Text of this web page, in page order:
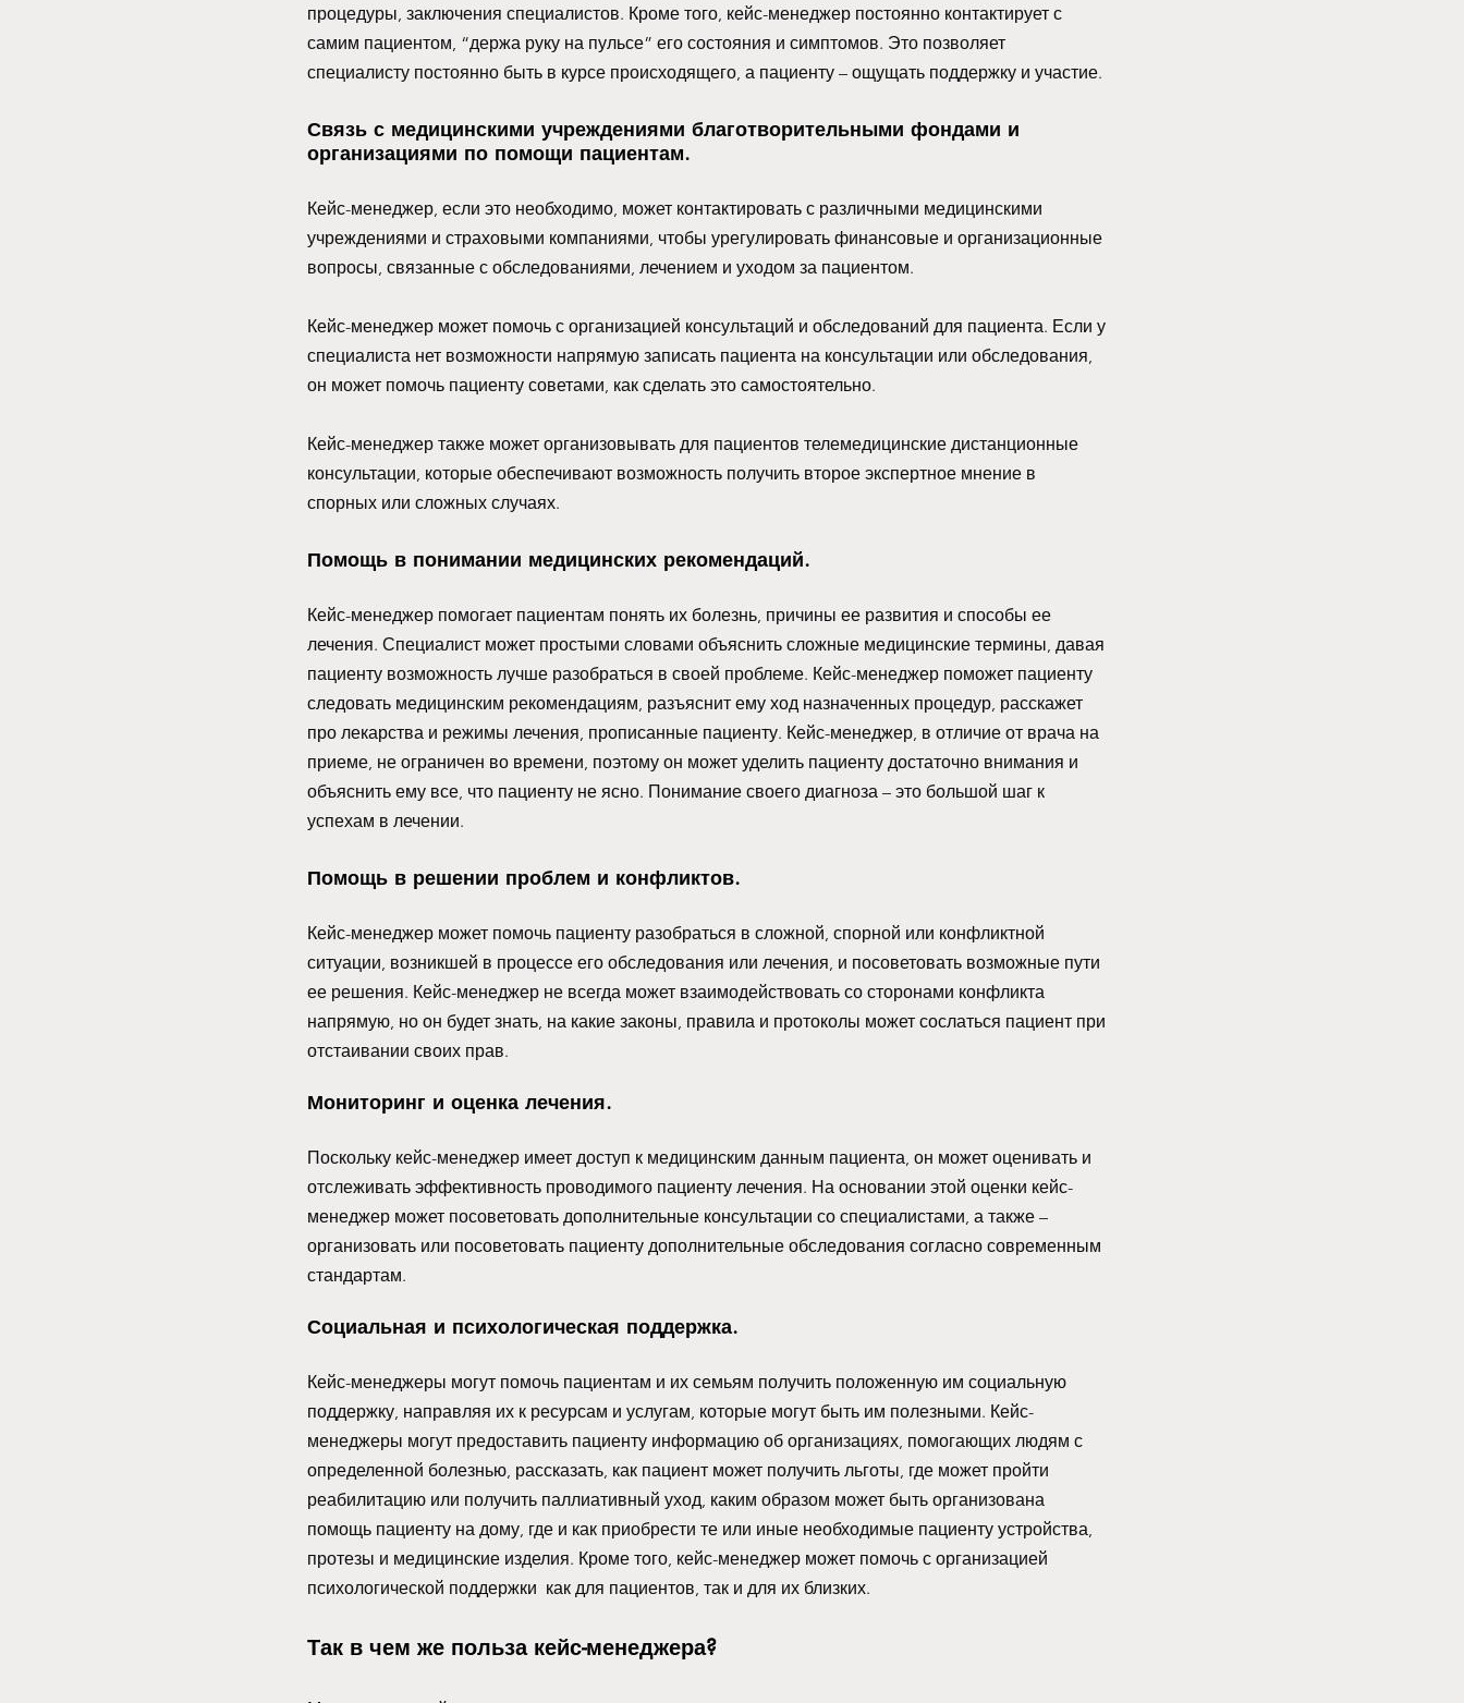
процедуры, заключения специалистов. Кроме того, кейс-менеджер постоянно контактирует с
самим пациентом, “держа руку на пульсе” его состояния и симптомов. Это позволяет
специалисту постоянно быть в курсе происходящего, а пациенту – ощущать поддержку и участие.
Связь с медицинскими учреждениями благотворительными фондами и
организациями по помощи пациентам.
Кейс-менеджер, если это необходимо, может контактировать с различными медицинскими
учреждениями и страховыми компаниями, чтобы урегулировать финансовые и организационные
вопросы, связанные с обследованиями, лечением и уходом за пациентом.
Кейс-менеджер может помочь с организацией консультаций и обследований для пациента. Если у
специалиста нет возможности напрямую записать пациента на консультации или обследования,
он может помочь пациенту советами, как сделать это самостоятельно.
Кейс-менеджер также может организовывать для пациентов телемедицинские дистанционные
консультации, которые обеспечивают возможность получить второе экспертное мнение в
спорных или сложных случаях.
Помощь в понимании медицинских рекомендаций.
Кейс-менеджер помогает пациентам понять их болезнь, причины ее развития и способы ее
лечения. Специалист может простыми словами объяснить сложные медицинские термины, давая
пациенту возможность лучше разобраться в своей проблеме. Кейс-менеджер поможет пациенту
следовать медицинским рекомендациям, разъяснит ему ход назначенных процедур, расскажет
про лекарства и режимы лечения, прописанные пациенту. Кейс-менеджер, в отличие от врача на
приеме, не ограничен во времени, поэтому он может уделить пациенту достаточно внимания и
объяснить ему все, что пациенту не ясно. Понимание своего диагноза – это большой шаг к
успехам в лечении.
Помощь в решении проблем и конфликтов.
Кейс-менеджер может помочь пациенту разобраться в сложной, спорной или конфликтной
ситуации, возникшей в процессе его обследования или лечения, и посоветовать возможные пути
ее решения. Кейс-менеджер не всегда может взаимодействовать со сторонами конфликта
напрямую, но он будет знать, на какие законы, правила и протоколы может сослаться пациент при
отстаивании своих прав.
Мониторинг и оценка лечения.
Поскольку кейс-менеджер имеет доступ к медицинским данным пациента, он может оценивать и
отслеживать эффективность проводимого пациенту лечения. На основании этой оценки кейс-
менеджер может посоветовать дополнительные консультации со специалистами, а также –
организовать или посоветовать пациенту дополнительные обследования согласно современным
стандартам.
Социальная и психологическая поддержка.
Кейс-менеджеры могут помочь пациентам и их семьям получить положенную им социальную
поддержку, направляя их к ресурсам и услугам, которые могут быть им полезными. Кейс-
менеджеры могут предоставить пациенту информацию об организациях, помогающих людям с
определенной болезнью, рассказать, как пациент может получить льготы, где может пройти
реабилитацию или получить паллиативный уход, каким образом может быть организована
помощь пациенту на дому, где и как приобрести те или иные необходимые пациенту устройства,
протезы и медицинские изделия. Кроме того, кейс-менеджер может помочь с организацией
психологической поддержки  как для пациентов, так и для их близких.
Так в чем же польза кейс-менеджера?